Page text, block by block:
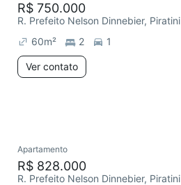
R$ 750.000
R. Prefeito Nelson Dinnebier, Piratini
60m² 2 1
Ver contato
Apartamento
R$ 828.000
R. Prefeito Nelson Dinnebier, Piratini